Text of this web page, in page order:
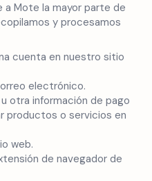
Mote la mayor parte de
y procesamos
cuenta en nuestro sitio
electrónico.
otra información de pago
productos o servicios en
web.
de navegador de